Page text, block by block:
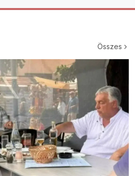
Összes